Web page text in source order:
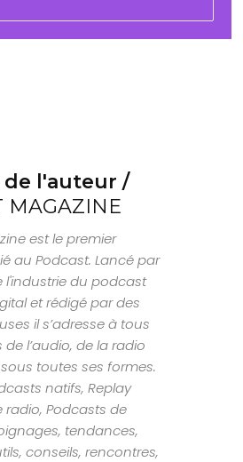
de l'auteur /
MAGAZINE
est le premier
au Podcast. Lancé par
l'industrie du podcast
et rédigé par des
il s’adresse à tous
l’audio, de la radio
toutes ses formes.
natifs, Replay
radio, Podcasts de
tendances,
conseils, rencontres,